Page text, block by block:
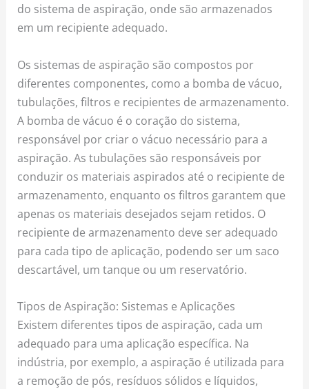
do sistema de aspiração, onde são armazenados
em um recipiente adequado.
Os sistemas de aspiração são compostos por
diferentes componentes, como a bomba de vácuo,
tubulações, filtros e recipientes de armazenamento.
A bomba de vácuo é o coração do sistema,
responsável por criar o vácuo necessário para a
aspiração. As tubulações são responsáveis por
conduzir os materiais aspirados até o recipiente de
armazenamento, enquanto os filtros garantem que
apenas os materiais desejados sejam retidos. O
recipiente de armazenamento deve ser adequado
para cada tipo de aplicação, podendo ser um saco
descartável, um tanque ou um reservatório.
Tipos de Aspiração: Sistemas e Aplicações
Existem diferentes tipos de aspiração, cada um
adequado para uma aplicação específica. Na
indústria, por exemplo, a aspiração é utilizada para
a remoção de pós, resíduos sólidos e líquidos,